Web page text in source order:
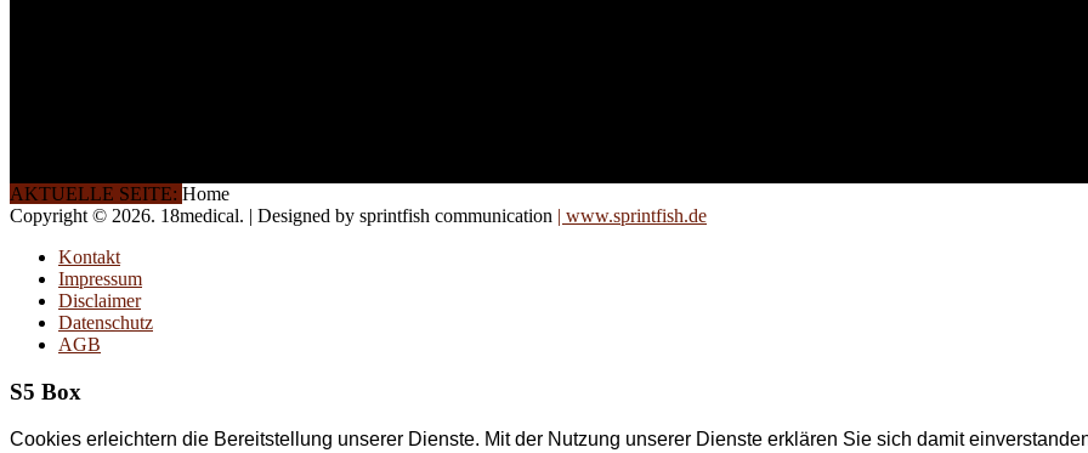
AKTUELLE SEITE: Home
Copyright © 2026. 18medical. | Designed by sprintfish communication | www.sprintfish.de
Kontakt
Impressum
Disclaimer
Datenschutz
AGB
S5 Box
Cookies erleichtern die Bereitstellung unserer Dienste. Mit der Nutzung unserer Dienste erklären Sie sich damit